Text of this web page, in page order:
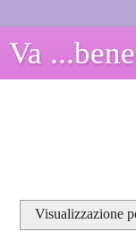
Va
Visualizzazione